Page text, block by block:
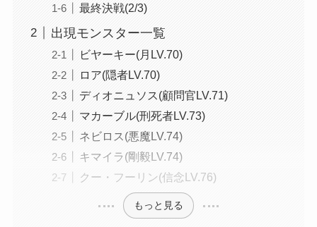
最終決戦(2/3)
出現モンスター一覧
ビヤーキー(月LV.70)
ロア(隠者LV.70)
ディオニュソス(顧問官LV.71)
マカーブル(刑死者LV.73)
ネビロス(悪魔LV.74)
キマイラ(剛毅LV.74)
クー・フーリン(信念LV.76)
もっと見る